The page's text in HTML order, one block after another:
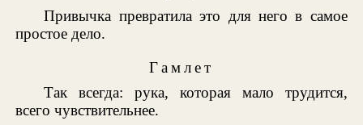
Привычка превратила это для него в самое
простое дело.
Гамлет
Так всегда: рука, которая мало трудится,
всего чувствительнее.